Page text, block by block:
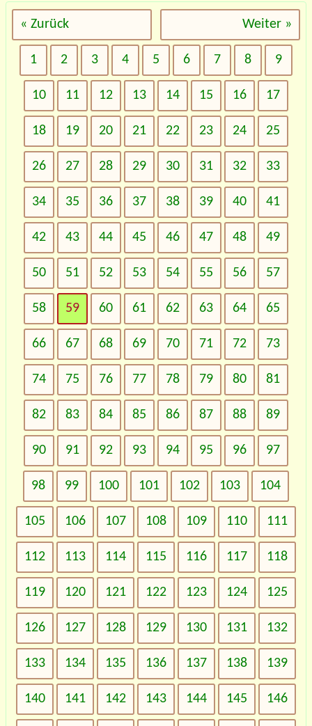
« Zurück Weiter »
1 2 3 4 5 6 7 8 9
10 11 12 13 14 15 16 17
18 19 20 21 22 23 24 25
26 27 28 29 30 31 32 33
34 35 36 37 38 39 40 41
42 43 44 45 46 47 48 49
50 51 52 53 54 55 56 57
58 59 60 61 62 63 64 65
66 67 68 69 70 71 72 73
74 75 76 77 78 79 80 81
82 83 84 85 86 87 88 89
90 91 92 93 94 95 96 97
98 99 100 101 102 103 104
105 106 107 108 109 110 111
112 113 114 115 116 117 118
119 120 121 122 123 124 125
126 127 128 129 130 131 132
133 134 135 136 137 138 139
140 141 142 143 144 145 146